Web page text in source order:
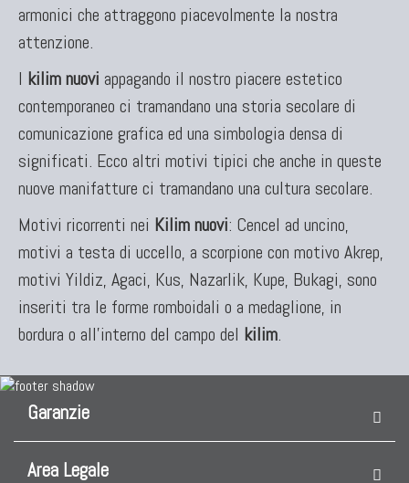
armonici che attraggono piacevolmente la nostra
attenzione.
I kilim nuovi appagando il nostro piacere estetico
contemporaneo ci tramandano una storia secolare di
comunicazione grafica ed una simbologia densa di
significati. Ecco altri motivi tipici che anche in queste
nuove manifatture ci tramandano una cultura secolare.
Motivi ricorrenti nei Kilim nuovi: Cencel ad uncino,
motivi a testa di uccello, a scorpione con motivo Akrep,
motivi Yildiz, Agaci, Kus, Nazarlik, Kupe, Bukagi, sono
inseriti tra le forme romboidali o a medaglione, in
bordura o all'interno del campo del kilim.
Garanzie
Area Legale